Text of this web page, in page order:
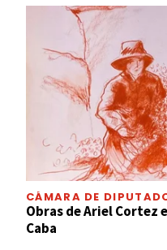
CÁMARA DE
Obras de Ariel Cortez
Caba